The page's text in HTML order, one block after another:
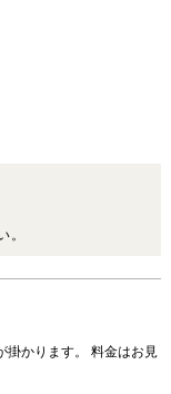
。
掛かります。 料金はお見